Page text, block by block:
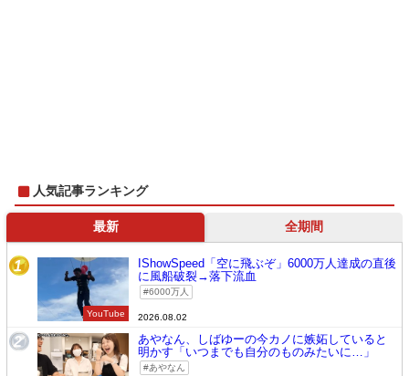
人気記事ランキング
最新 全期間
1
YouTube
IShowSpeed「空に飛ぶぞ」6000万人達成の直後
に風船破裂→落下流血
6000万人
2026.08.02
2
あやなん、しばゆーの今カノに嫉妬していると
明かす「いつまでも自分のものみたいに…」
あやなん